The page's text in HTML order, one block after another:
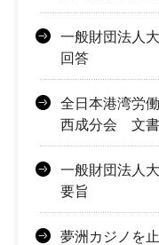
一般財団法人
回答
全日本港湾労
西成分会 文
一般財団法人
要旨
夢洲カジノを